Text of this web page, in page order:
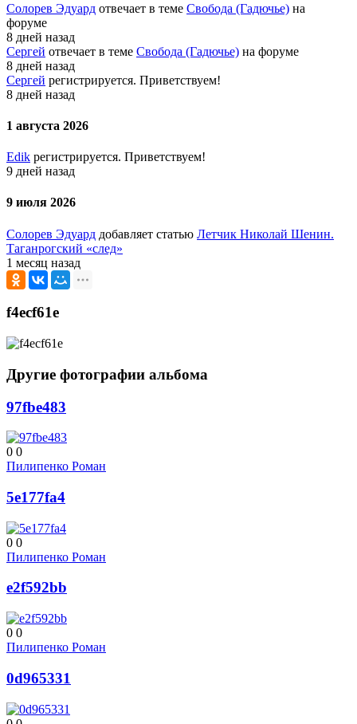
Солорев Эдуард отвечает в теме Свобода (Гадючье) на
форуме
8 дней назад
Сергей отвечает в теме Свобода (Гадючье) на форуме
8 дней назад
Сергей регистрируется. Приветствуем!
8 дней назад
1 августа 2026
Edik регистрируется. Приветствуем!
9 дней назад
9 июля 2026
Солорев Эдуард добавляет статью Летчик Николай Шенин.
Таганрогский «след»
1 месяц назад
f4ecf61e
Другие фотографии альбома
97fbe483
0 0
Пилипенко Роман
5e177fa4
0 0
Пилипенко Роман
e2f592bb
0 0
Пилипенко Роман
0d965331